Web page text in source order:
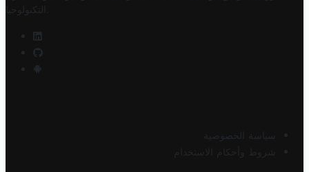
التكنولوجيا
سياسة الخصوصية
شروط وأحكام الاستخدام